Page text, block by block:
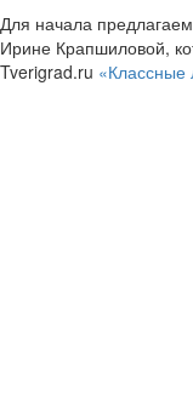
Для начала
Ирине Крапшиловой,
Tverigrad.ru «Классные